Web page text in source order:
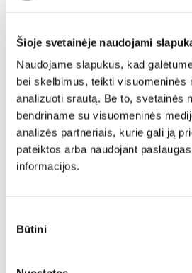
Šioje svetainėje naudojami
Naudojame slapukus, kad
bei skelbimus, teikti visuomeninės
analizuoti srautą. Be to, svetainės
bendriname su visuomeninės
analizės partneriais, kurie gali ją
pateiktos arba naudojant
informacijos.
pasirinkimas
Būtini